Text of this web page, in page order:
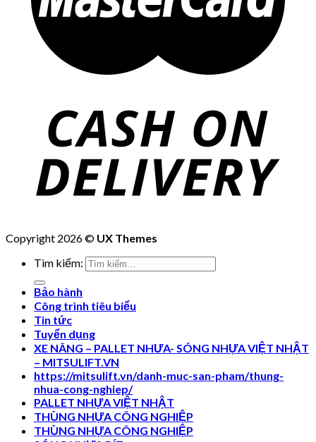
Copyright 2026 © UX Themes
Tìm kiếm:
Bảo hành
Công trình tiêu biểu
Tin tức
Tuyển dụng
XE NÂNG – PALLET NHƯA- SÓNG NHỰA VIỆT NHẬT
– MITSULIFT.VN
https://mitsulift.vn/danh-muc-san-pham/thung-
nhua-cong-nghiep/
PALLET NHỰA VIỆT NHẬT
THÙNG NHỰA CÔNG NGHIỆP
THÙNG NHỰA CÔNG NGHIỆP